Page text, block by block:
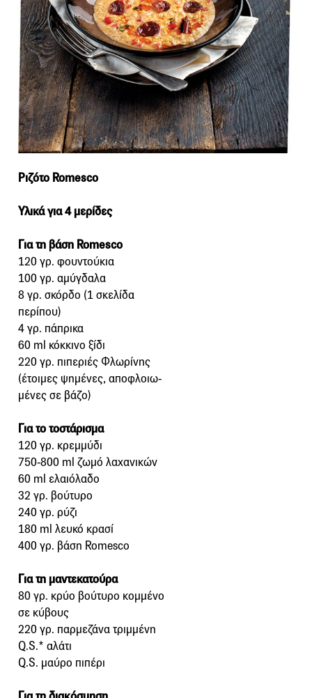
Ριζότο Romesco
Υλικά για 4 μερίδες
Για τη βάση Romesco
120 γρ. φουντούκια
100 γρ. αμύγδαλα
8 γρ. σκόρδο (1 σκελίδα
περίπου)
4 γρ. πάπρικα
60 ml κόκκινο ξίδι
220 γρ. πιπεριές Φλωρίνης
(έτοιμες ψημένες, αποφλοιω-
μένες σε βάζο)
Για το τοστάρισμα
120 γρ. κρεμμύδι
750-800 ml ζωμό λαχανικών
60 ml ελαιόλαδο
32 γρ. βούτυρο
240 γρ. ρύζι
180 ml λευκό κρασί
400 γρ. βάση Romesco
Για τη μαντεκατούρα
80 γρ. κρύο βούτυρο κομμένο
σε κύβους
220 γρ. παρμεζάνα τριμμένη
Q.S.* αλάτι
Q.S. μαύρο πιπέρι